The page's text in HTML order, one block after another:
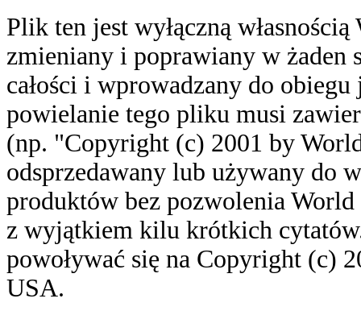
Plik ten jest wyłączną
zmieniany i poprawiany w żaden
całości i wprowadzany do
powielanie tego pliku musi
(np. "Copyright (c) 2001 by
odsprzedawany lub używany do
produktów bez pozwolenia
z wyjątkiem kilu krótkich
powoływać się na Copyright (c)
USA.